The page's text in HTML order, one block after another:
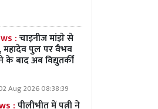
:चाइनीज मांझे से
महादेव पुल पर वैभव
बाद अब विद्युतर्की
Aug 2026 08:38:39
:पीलीभीत में पत्नी ने